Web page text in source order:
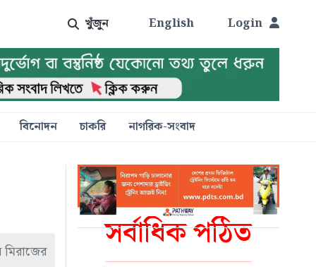
খুঁজুন English Login
বিনোদন চাকরি নাগরিক-সংবাদ
সর্বাধিক পঠিত